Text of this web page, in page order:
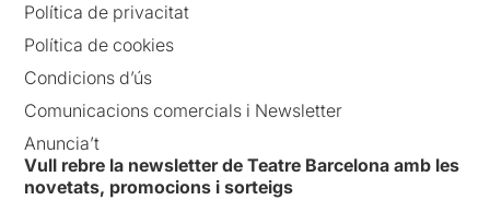
Política de privacitat
Política de cookies
Condicions d’ús
Comunicacions comercials i Newsletter
Anuncia’t
Vull rebre la newsletter de Teatre Barcelona amb les
novetats, promocions i sorteigs